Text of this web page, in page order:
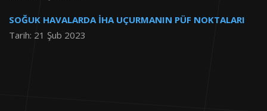
SOĞUK HAVALARDA İHA UÇURMANIN PÜF NOKTALARI
Tarih: 21 Şub 2023